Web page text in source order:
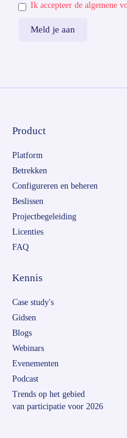
Ik accepteer de algemene
Product
Platform
Betrekken
Configureren en beheren
Beslissen
Projectbegeleiding
Licenties
FAQ
Kennis
Case study's
Gidsen
Blogs
Webinars
Evenementen
Podcast
Trends op het gebied
van participatie voor 2026